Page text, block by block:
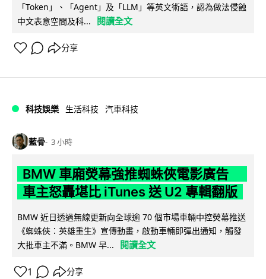
「Token」、「Agent」及「LLM」等英文術語，認為做法侵蝕
中文表意空間及科...
閱讀全文
分享
科技娛樂 生活科技 汽車科技
藍骨 3 小時
BMW 車廂熒幕強推蜘蛛俠電影廣告
車主怒轟堪比 iTunes 送 U2 專輯翻版
BMW 近日透過無線更新向全球逾 70 個市場車輛中控熒幕推送
《蜘蛛俠：英雄重生》宣傳動畫，啟動車輛即彈出通知，觸發
大批車主不滿。BMW 早...
閱讀全文
1 分享